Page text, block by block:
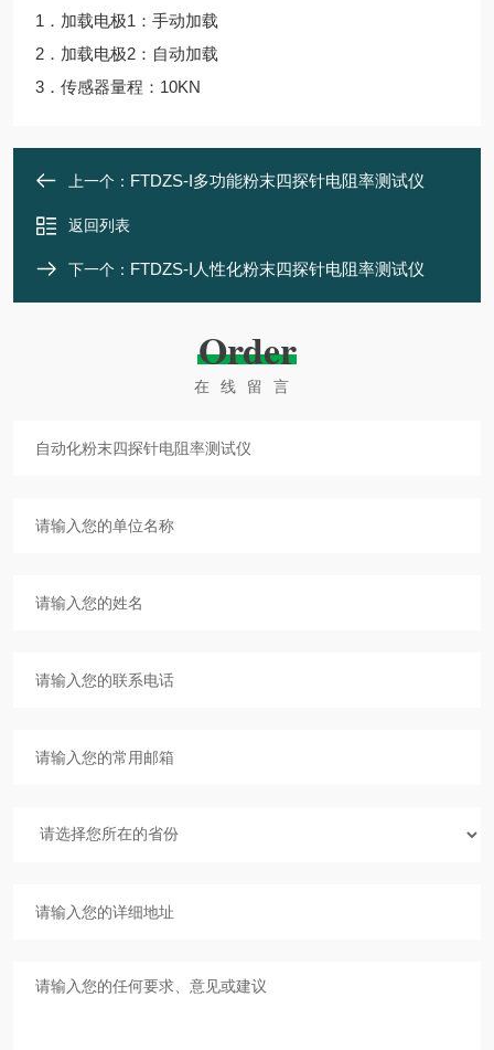
1．加载电极1：手动加载
2．加载电极2：自动加载
3．传感器量程：10KN
上一个： FTDZS-I多功能粉末四探针电阻率测试仪
返回列表
下一个： FTDZS-I人性化粉末四探针电阻率测试仪
Order
在线留言